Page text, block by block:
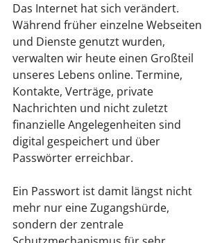
Das Internet hat sich verändert.
Während früher einzelne Webseiten
und Dienste genutzt wurden,
verwalten wir heute einen Großteil
unseres Lebens online. Termine,
Kontakte, Verträge, private
Nachrichten und nicht zuletzt
finanzielle Angelegenheiten sind
digital gespeichert und über
Passwörter erreichbar.
Ein Passwort ist damit längst nicht
mehr nur eine Zugangshürde,
sondern der zentrale